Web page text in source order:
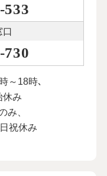
533
口
730
～18時､
休み
み、
祝休み